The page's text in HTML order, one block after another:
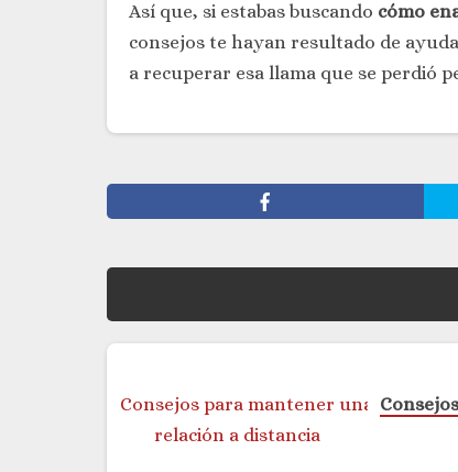
Así que, si estabas buscando cómo
consejos te hayan resultado de
a recuperar esa llama que se perdió